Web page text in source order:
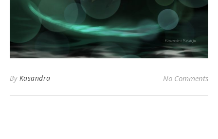
By Kasandra No Comments